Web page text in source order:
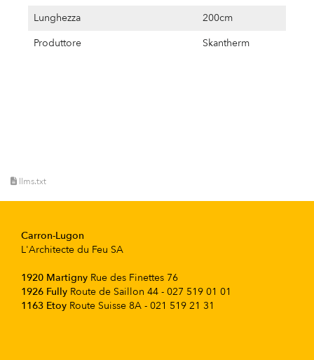
Lunghezza
200cm
Produttore
Skantherm
llms.txt
Carron-Lugon
L'Architecte du Feu SA
1920 Martigny Rue des Finettes 76
1926 Fully Route de Saillon 44 - 027 519 01 01
1163 Etoy Route Suisse 8A - 021 519 21 31